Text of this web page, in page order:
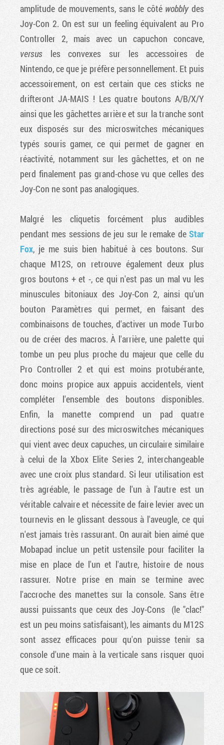
amplitude de mouvements, sans le côté wobblydes
Joy-Con 2. On est sur un feeling équivalent au Pro
Controller 2, mais avec un capuchon concave,
versus les convexes sur les accessoires de
Nintendo, ce que je préfère personnellement. Et puis
accessoirement, on est certain que ces sticks ne
drifteront JA-MAIS ! Les quatre boutons A/B/X/Y
ainsi que les gâchettes arrière et sur la tranche sont
eux disposés sur des microswitches mécaniques
typés souris gamer, ce qui permet de gagner en
réactivité, notamment sur les gâchettes, et on ne
perd finalement pas grand-chose vu que celles des
Joy-Con ne sont pas analogiques.
Malgré les cliquetis forcément plus audibles
pendant mes sessions de jeu sur le remake de Star
Fox, je me suis bien habitué à ces boutons. Sur
chaque M12S, on retrouve également deux plus
gros boutons + et -, ce qui n'est pas un mal vu les
minuscules bitoniaux des Joy-Con 2, ainsi qu'un
bouton Paramètres qui permet, en faisant des
combinaisons de touches, d'activer un mode Turbo
ou de créer des macros. À l'arrière, une palette qui
tombe un peu plus proche du majeur que celle du
Pro Controller 2 et qui est moins protubérante,
donc moins propice aux appuis accidentels, vient
compléter l'ensemble des boutons disponibles.
Enfin, la manette comprend un pad quatre
directions posé sur des microswitches mécaniques
qui vient avec deux capuches, un circulaire similaire
à celui de la Xbox Elite Series 2, interchangeable
avec une croix plus standard. Si leur utilisation est
très agréable, le passage de l'un à l'autre est un
véritable calvaire et nécessite de faire levier avec un
tournevis en le glissant dessous à l'aveugle, ce qui
n'est jamais très rassurant. On aurait bien aimé que
Mobapad inclue un petit ustensile pour faciliter la
mise en place de l'un et l'autre, histoire de nous
rassurer. Notre prise en main se termine avec
l'accroche des manettes sur la console. Sans être
aussi puissants que ceux des Joy-Cons (le "clac!"
est un peu moins satisfaisant), les aimants du M12S
sont assez efficaces pour qu'on puisse tenir sa
console d'une main à la verticale sans risquer quoi
que ce soit.